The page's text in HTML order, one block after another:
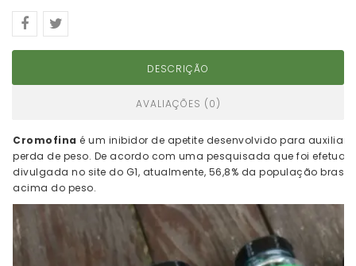
DESCRIÇÃO
AVALIAÇÕES (0)
Cromofina é um inibidor de apetite desenvolvido para auxiliar
perda de peso. De acordo com uma pesquisada que foi
divulgada no site do G1, atualmente, 56,8% da população
acima do peso.